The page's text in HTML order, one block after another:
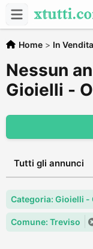
Home > In Vendita
Nessun
Gioielli -
Tutti gli annunci
Categoria: Gioielli -
Comune: Treviso